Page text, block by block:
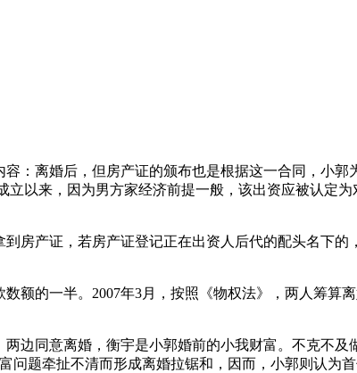
离婚后，但房产证的颁布也是根据这一合同，小郭
以来，因为男方家经济前提一般，该出资应被认定
产证，若房产证登记正在出资人后代的配头名下的
的一半。2007年3月，按照《物权法》，两人筹算
同意离婚，衡宇是小郭婚前的小我财富。不克不及
题牵扯不清而形成离婚拉锯和，因而，小郭则认为